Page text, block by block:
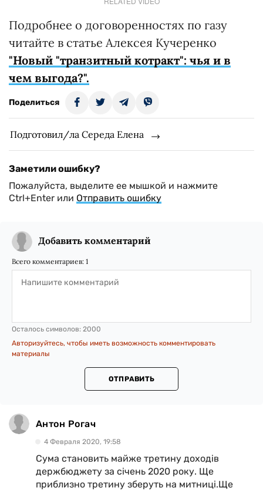
Подробнее о договоренностях по газу
читайте в статье Алексея Кучеренко
"Новый "транзитный котракт": чья и в
чем выгода?".
Поделиться
Подготовил/ла Середа Елена
Заметили ошибку?
Пожалуйста, выделите ее мышкой и нажмите
Ctrl+Enter или Отправить ошибку
Добавить комментарий
Всего комментариев: 1
Осталось символов: 2000
Авторизуйтесь, чтобы иметь возможность комментировать
материалы
ОТПРАВИТЬ
Антон Рогач
4 Февраля 2020, 19:58
Cума становить майже третину доходів
держбюджету за січень 2020 року. Ще
приблизно третину зберуть на митниці.Ще